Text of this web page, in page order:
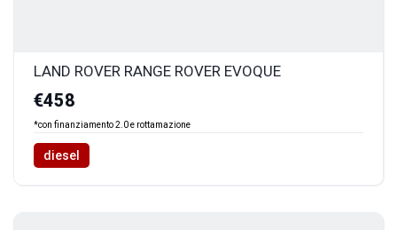
LAND ROVER RANGE ROVER EVOQUE
€458
*con finanziamento 2.0 e rottamazione
diesel